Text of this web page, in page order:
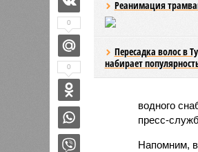
Реанимация
Пересадка волос в
набирает
водного
пресс-
Напомним,
0
0